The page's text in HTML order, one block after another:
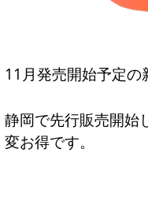
11月発売開始予定の
静岡で先行販売開始
変お得です。